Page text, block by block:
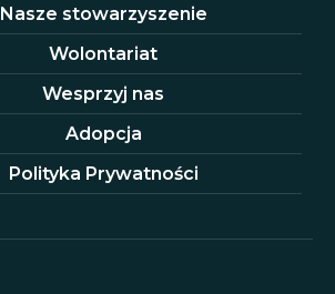
Nasze stowarzyszenie
Wolontariat
Wesprzyj nas
Adopcja
Polityka Prywatności